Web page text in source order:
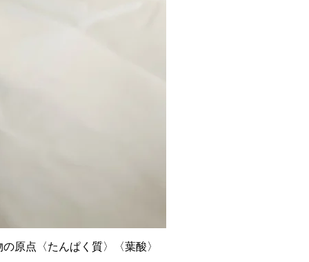
原点〈たんぱく質〉〈葉酸〉